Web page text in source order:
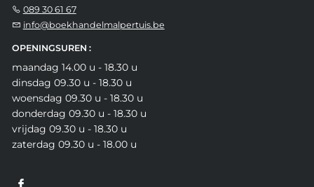
089 30 61 67
info@boekhandelmalpertuis.be
OPENINGSUREN :
maandag 14.00 u - 18.30 u
dinsdag 09.30 u - 18.30 u
woensdag 09.30 u - 18.30 u
donderdag 09.30 u - 18.30 u
vrijdag 09.30 u - 18.30 u
zaterdag 09.30 u - 18.00 u